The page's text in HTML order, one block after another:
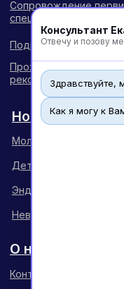
Консультант
Здравствуйте,
Как я могу к